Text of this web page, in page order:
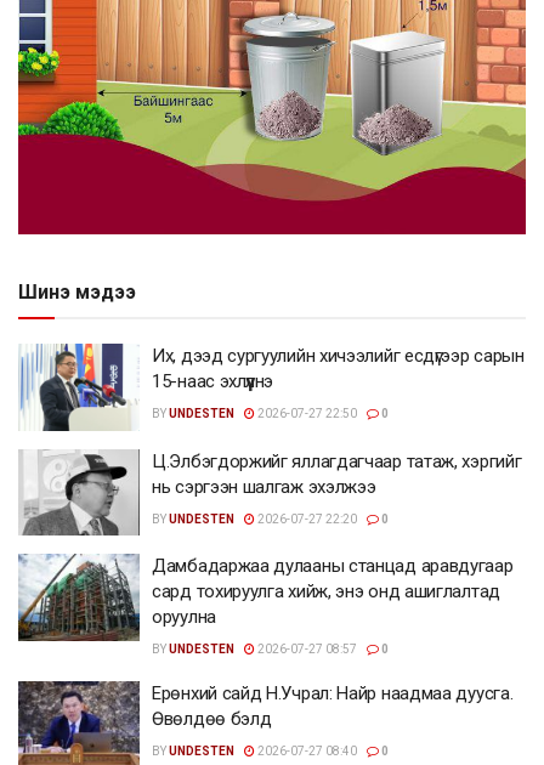
Шинэ мэдээ
Их, дээд сургуулийн хичээлийг есдүгээр сарын
15-наас эхлүүлнэ
BYUNDESTEN 2026-07-27 22:50 0
Ц.Элбэгдоржийг яллагдагчаар татаж, хэргийг
нь сэргээн шалгаж эхэлжээ
BYUNDESTEN 2026-07-27 22:20 0
Дамбадаржаа дулааны станцад аравдугаар
сард тохируулга хийж, энэ онд ашиглалтад
оруулна
BYUNDESTEN 2026-07-27 08:57 0
Ерөнхий сайд Н.Учрал: Найр наадмаа дуусга.
Өвөлдөө бэлд
BYUNDESTEN 2026-07-27 08:40 0